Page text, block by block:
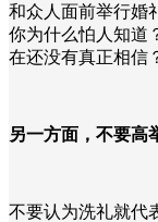
和众人面前举行婚
你为什么怕人知道
在还没有真正相信
另一方面，不要高
不要认为洗礼就代